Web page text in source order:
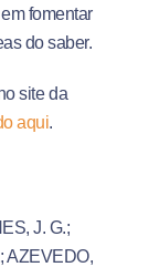
fomentar
do saber.
site da
aqui.
J. G.;
AZEVEDO,